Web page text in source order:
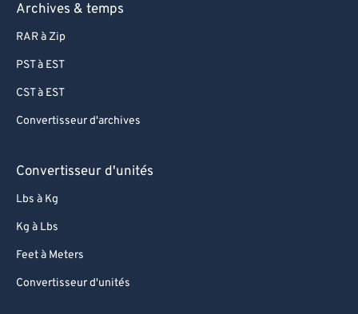
Archives & temps
RAR à Zip
PST à EST
CST à EST
Convertisseur d'archives
Convertisseur d'unités
Lbs à Kg
Kg à Lbs
Feet à Meters
Convertisseur d'unités